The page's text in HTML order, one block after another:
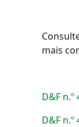
mais
D&F n.º
D&F